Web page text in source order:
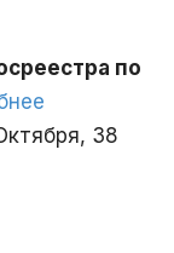
по
38